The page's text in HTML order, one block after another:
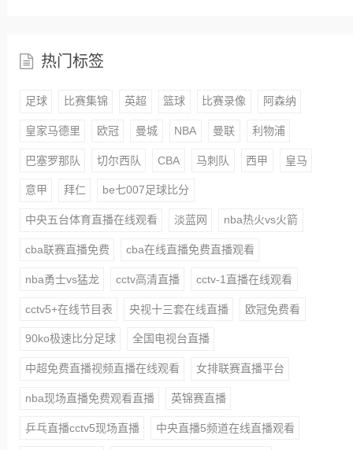
热门标签
足球 比赛集锦 英超 篮球 比赛录像 阿森纳
皇家马德里 欧冠 曼城 NBA 曼联 利物浦
巴塞罗那队 切尔西队 CBA 马刺队 西甲 皇马
意甲 拜仁 be七007足球比分
中央五台体育直播在线观看 淡蓝网 nba热火vs火箭
cba联赛直播免费 cba在线直播免费直播观看
nba勇士vs猛龙 cctv高清直播 cctv-1直播在线观看
cctv5+在线节目表 央视十三套在线直播 欧冠免费看
90ko极速比分足球 全国电视台直播
中超免费直播视频直播在线观看 女排联赛直播平台
nba现场直播免费观看直播 英锦赛直播
乒乓直播cctv5现场直播 中央直播5频道在线直播观看